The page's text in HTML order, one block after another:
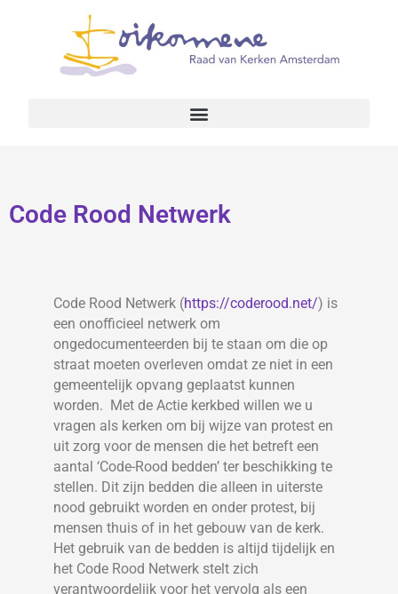
Code Rood Netwerk
Code Rood Netwerk (https://coderood.net/) is
een onofficieel netwerk om
ongedocumenteerden bij te staan om die op
straat moeten overleven omdat ze niet in een
gemeentelijk opvang geplaatst kunnen
worden. Met de Actie kerkbed willen we u
vragen als kerken om bij wijze van protest en
uit zorg voor de mensen die het betreft een
aantal ‘Code-Rood bedden’ ter beschikking te
stellen. Dit zijn bedden die alleen in uiterste
nood gebruikt worden en onder protest, bij
mensen thuis of in het gebouw van de kerk.
Het gebruik van de bedden is altijd tijdelijk en
het Code Rood Netwerk stelt zich
verantwoordelijk voor het vervolg als een